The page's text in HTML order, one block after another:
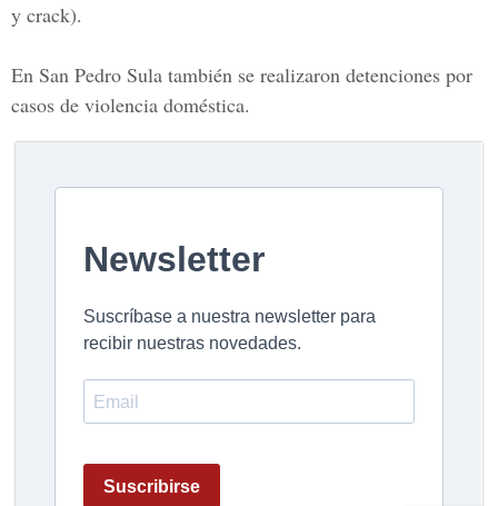
y crack).
En San Pedro Sula también se realizaron detenciones por
casos de violencia doméstica.